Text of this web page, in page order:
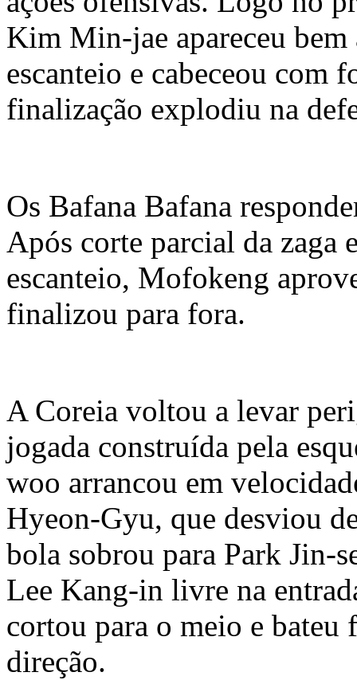
Kim Min-jae apareceu bem
escanteio e cabeceou com
finalização explodiu na
Os Bafana Bafana
Após corte parcial da zaga
escanteio, Mofokeng
finalizou para fora.
A Coreia voltou a levar
jogada construída pela
woo arrancou em
Hyeon-Gyu, que desviou
bola sobrou para Park Jin-
Lee Kang-in livre na
cortou para o meio e bateu
direção.